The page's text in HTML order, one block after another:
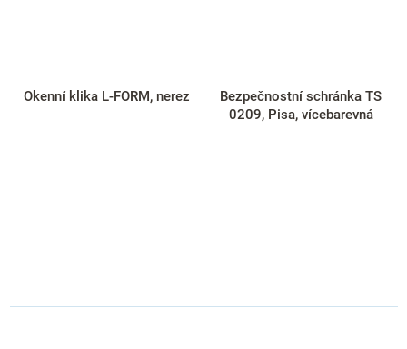
Okenní klika L-FORM, nerez
Bezpečnostní schránka TS
0209, Pisa, vícebarevná